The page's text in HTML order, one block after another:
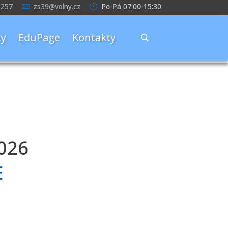
zs39@volny.cz Po-Pá 07:00-15:30
EduPage Kontakty